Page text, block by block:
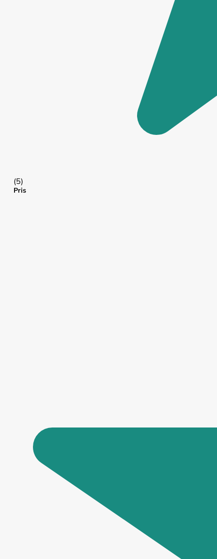
(5)
Pris